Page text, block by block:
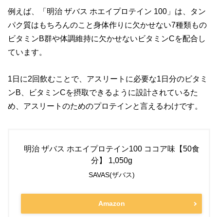
例えば、「明治 ザバス ホエイプロテイン 100」は、タン
パク質はもちろんのこと身体作りに欠かせない7種類もの
ビタミンB群や体調維持に欠かせないビタミンCを配合し
ています。
1日に2回飲むことで、アスリートに必要な1日分のビタミ
ンB、ビタミンCを摂取できるように設計されているた
め、アスリートのためのプロテインと言えるわけです。
明治 ザバス ホエイプロテイン100 ココア味【50食
分】 1,050g
SAVAS(ザバス)
Amazon